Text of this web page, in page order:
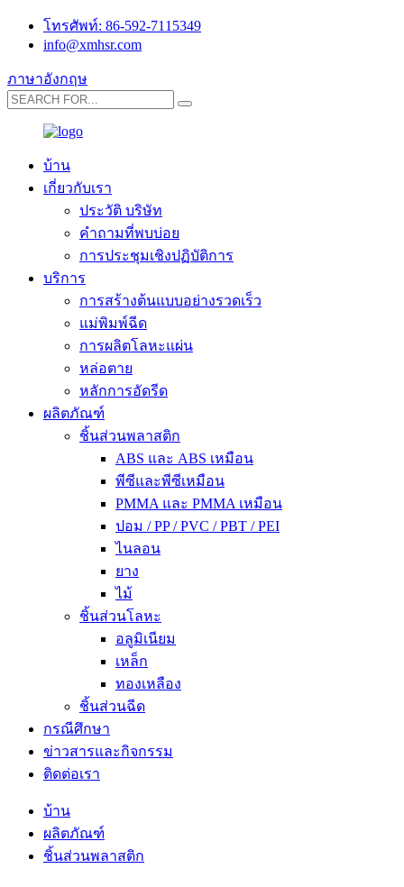
โทรศัพท์: 86-592-7115349
info@xmhsr.com
ภาษาอังกฤษ
บ้าน
เกี่ยวกับเรา
ประวัติ บริษัท
คำถามที่พบบ่อย
การประชุมเชิงปฏิบัติการ
บริการ
การสร้างต้นแบบอย่างรวดเร็ว
แม่พิมพ์ฉีด
การผลิตโลหะแผ่น
หล่อตาย
หลักการอัดรีด
ผลิตภัณฑ์
ชิ้นส่วนพลาสติก
ABS และ ABS เหมือน
พีซีและพีซีเหมือน
PMMA และ PMMA เหมือน
ปอม / PP / PVC / PBT / PEI
ไนลอน
ยาง
ไม้
ชิ้นส่วนโลหะ
อลูมิเนียม
เหล็ก
ทองเหลือง
ชิ้นส่วนฉีด
กรณีศึกษา
ข่าวสารและกิจกรรม
ติดต่อเรา
บ้าน
ผลิตภัณฑ์
ชิ้นส่วนพลาสติก